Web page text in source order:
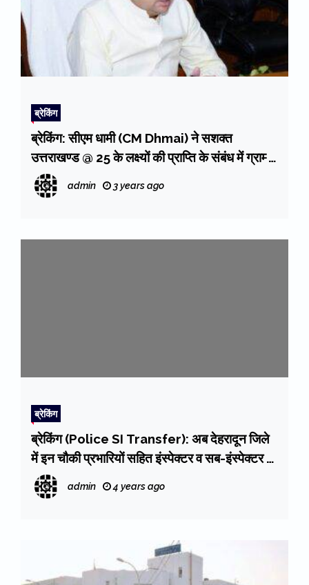
ब्रेकिंग
ब्रेकिंग: सीएम धामी (CM Dhmai) ने सशक्त
उत्तराखण्ड @ 25 के लक्ष्यों की प्राप्ति के संबंध में ग्राम्य
विकास एवं पंचायतीराज विभाग की समीक्षा की
admin 3 years ago
ब्रेकिंग
ब्रेकिंग (Police SI Transfer): अब देहरादून जिले
में इन चौकी प्रभारियों सहित इंस्पेक्टर व सब-इंस्पेक्टर के
हुए ट्रांसफर
admin 4 years ago